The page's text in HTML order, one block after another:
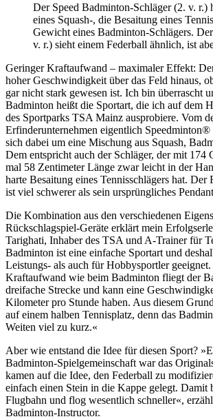
Der Speed Badminton-Schläger (2. v. r.)
eines Squash-, die Besaitung eines
Gewicht eines Badminton-Schlägers.
v. r.) sieht einem Federball ähnlich, ist
Geringer Kraftaufwand – maximaler Effekt:
hoher Geschwindigkeit über das Feld hinaus,
gar nicht stark gewesen ist. Ich bin überrascht
Badminton heißt die Sportart, die ich auf dem
des Sportparks TSA Mainz ausprobiere. Vom
Erfinderunternehmen eigentlich Speedminton®
sich dabei um eine Mischung aus Squash,
Dem entspricht auch der Schläger, der mit 174
mal 58 Zentimeter Länge zwar leicht in der
harte Besaitung eines Tennisschlägers hat. Der
ist viel schwerer als sein ursprüngliches
Die Kombination aus den verschiedenen
Rückschlagspiel-Geräte erklärt mein
Tarighati, Inhaber des TSA und A-Trainer für
Badminton ist eine einfache Sportart und
Leistungs- als auch für Hobbysportler
Kraftaufwand wie beim Badminton fliegt der
dreifache Strecke und kann eine
Kilometer pro Stunde haben. Aus diesem
auf einem halben Tennisplatz, denn das
Weiten viel zu kurz.«
Aber wie entstand die Idee für diesen Sport?
Badminton-Spielgemeinschaft war das
kamen auf die Idee, den Federball zu
einfach einen Stein in die Kappe gelegt. Damit
Flugbahn und flog wesentlich schneller«,
Badminton-Instructor.